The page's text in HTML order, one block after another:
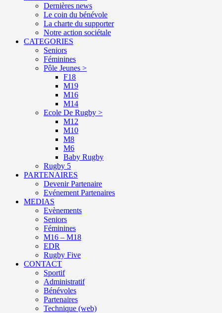
Dernières news
Le coin du bénévole
La charte du supporter
Notre action sociétale
CATEGORIES
Seniors
Féminines
Pôle Jeunes >
F18
M19
M16
M14
Ecole De Rugby >
M12
M10
M8
M6
Baby Rugby
Rugby 5
PARTENAIRES
Devenir Partenaire
Evénement Partenaires
MEDIAS
Evènements
Seniors
Féminines
M16 – M18
EDR
Rugby Five
CONTACT
Sportif
Administratif
Bénévoles
Partenaires
Technique (web)